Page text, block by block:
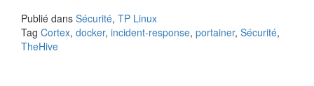
Publié dans Sécurité, TP Linux
Tag Cortex, docker, incident-response, portainer, Sécurité,
TheHive